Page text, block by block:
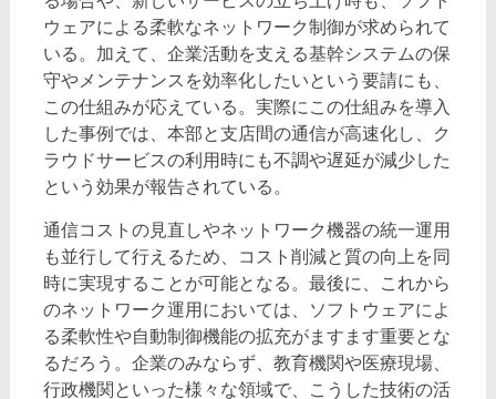
ウェアによる柔軟なネットワーク制御が求められて
いる。加えて、企業活動を支える基幹システムの保
守やメンテナンスを効率化したいという要請にも、
この仕組みが応えている。実際にこの仕組みを導入
した事例では、本部と支店間の通信が高速化し、ク
ラウドサービスの利用時にも不調や遅延が減少した
という効果が報告されている。
通信コストの見直しやネットワーク機器の統一運用
も並行して行えるため、コスト削減と質の向上を同
時に実現することが可能となる。最後に、これから
のネットワーク運用においては、ソフトウェアによ
る柔軟性や自動制御機能の拡充がますます重要とな
るだろう。企業のみならず、教育機関や医療現場、
行政機関といった様々な領域で、こうした技術の活